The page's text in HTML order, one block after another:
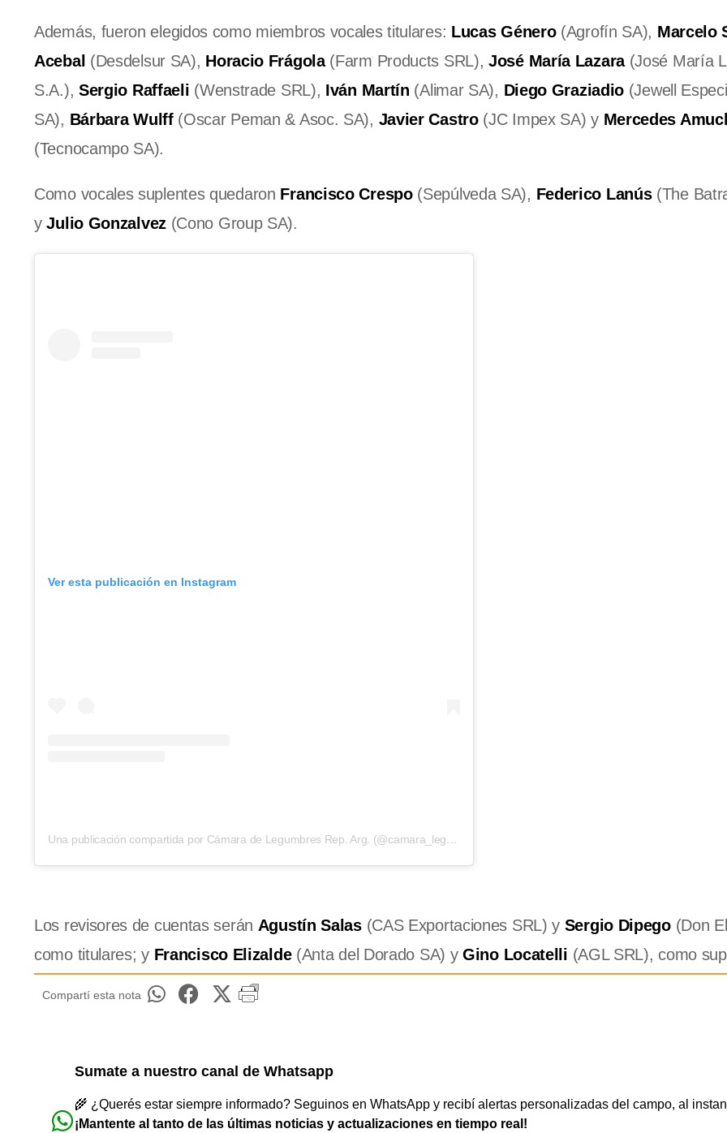
Además, fueron elegidos como miembros vocales titulares: Lucas Género(Agrofín SA), Marcelo
Acebal (Desdelsur SA), Horacio Frágola(Farm Products SRL),José María Lazara(José María
S.A.), Sergio Raffaeli (Wenstrade SRL), Iván Martín (Alimar SA), Diego Graziadio (Jewell
SA), Bárbara Wulff(Oscar Peman & Asoc. SA), Javier Castro(JC Impex SA) y Mercedes
(Tecnocampo SA).
Como vocales suplentes quedaron Francisco Crespo(Sepúlveda SA), Federico Lanús(The
yJulio Gonzalvez(Cono Group SA).
Ver esta publicación en Instagram
Una publicación compartida por Cámara de Legumbres Rep. Arg. (@camara_legumbres)
Los revisores de cuentas serán Agustín Salas(CAS Exportaciones SRL) y Sergio Dipego(Don
como titulares; y Francisco Elizalde(Anta del Dorado SA) yGino Locatelli (AGL SRL), como
Compartí esta nota
Sumate a nuestro canal de Whatsapp
🌾 ¿Querés estar siempre informado? Seguinos en WhatsApp y recibí alertas personalizadas del campo, al
¡Mantente al tanto de las últimas noticias y actualizaciones en tiempo real!